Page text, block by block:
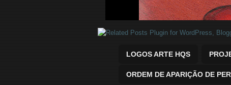
Quadrinhos Marvel e DC para
LOGOS ARTE HQS
ORDEM DE APARIÇÃO DE